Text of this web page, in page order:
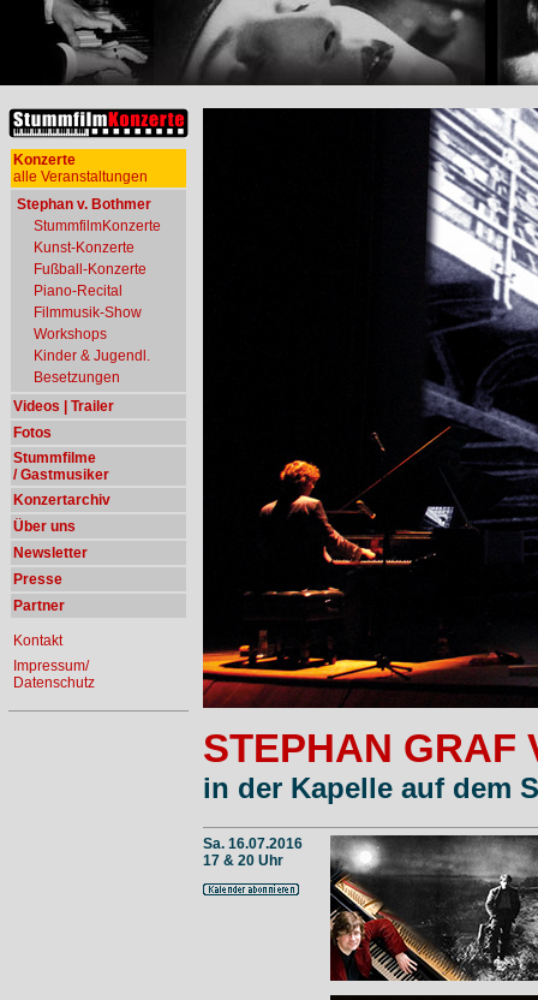
Konzerte
alle Veranstaltungen
Stephan v. Bothmer
StummfilmKonzerte
Kunst-Konzerte
Fußball-Konzerte
Piano-Recital
Filmmusik-Show
Workshops
Kinder & Jugendl.
Besetzungen
Videos | Trailer
Fotos
Stummfilme
/ Gastmusiker
Konzertarchiv
Über uns
Newsletter
Presse
Partner
Kontakt
Impressum/
Datenschutz
STEPHAN GRAF
in der Kapelle auf dem
Sa. 16.07.2016
17 & 20 Uhr